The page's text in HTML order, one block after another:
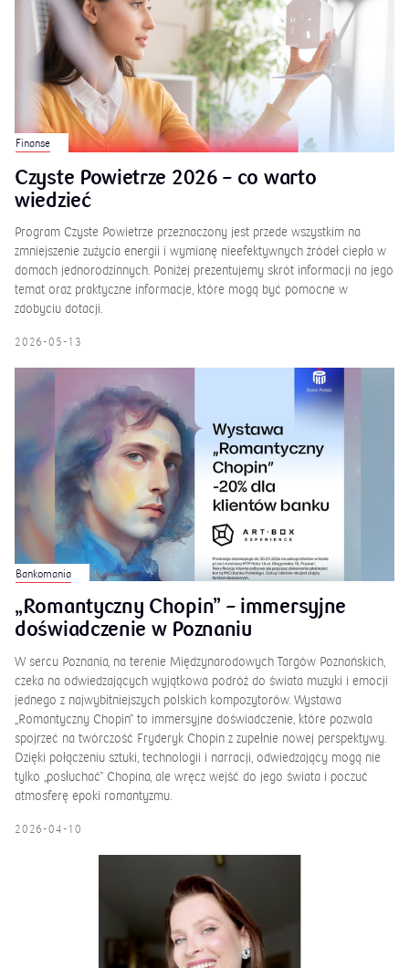
Finanse
Czyste Powietrze 2026 – co warto
wiedzieć
Program Czyste Powietrze przeznaczony jest przede wszystkim na
zmniejszenie zużycia energii i wymianę nieefektywnych źródeł ciepła w
domach jednorodzinnych. Poniżej prezentujemy skrót informacji na jego
temat oraz praktyczne informacje, które mogą być pomocne w
zdobyciu dotacji.
2026-05-13
Bankomania
„Romantyczny Chopin” – immersyjne
doświadczenie w Poznaniu
W sercu Poznania, na terenie Międzynarodowych Targów Poznańskich,
czeka na odwiedzających wyjątkowa podróż do świata muzyki i emocji
jednego z najwybitniejszych polskich kompozytorów. Wystawa
„Romantyczny Chopin” to immersyjne doświadczenie, które pozwala
spojrzeć na twórczość Fryderyk Chopin z zupełnie nowej perspektywy.
Dzięki połączeniu sztuki, technologii i narracji, odwiedzający mogą nie
tylko „posłuchać” Chopina, ale wręcz wejść do jego świata i poczuć
atmosferę epoki romantyzmu.
2026-04-10